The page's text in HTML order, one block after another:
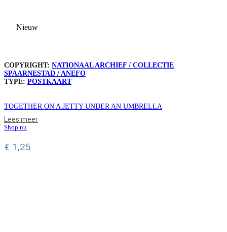
Nieuw
COPYRIGHT: NATIONAAL ARCHIEF / COLLECTIE
SPAARNESTAD / ANEFO
TYPE: POSTKAART
TOGETHER ON A JETTY UNDER AN UMBRELLA
Lees meer
Shop nu
€ 1,25